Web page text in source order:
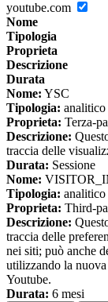
youtube.com
Nome
Tipologia
Proprieta
Descrizione
Durata
Nome: YSC
Tipologia: analitico
Proprieta: Terza-
Descrizione:
traccia delle
Durata: Sessione
Nome:
Tipologia: analitico
Proprieta: Third-
Descrizione:
traccia delle
nei siti; può anche
utilizzando la
Youtube.
Durata: 6 mesi